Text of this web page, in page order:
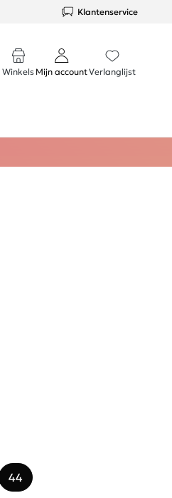
Klantenservice
Winkels Mijn accountVerlanglijst
44